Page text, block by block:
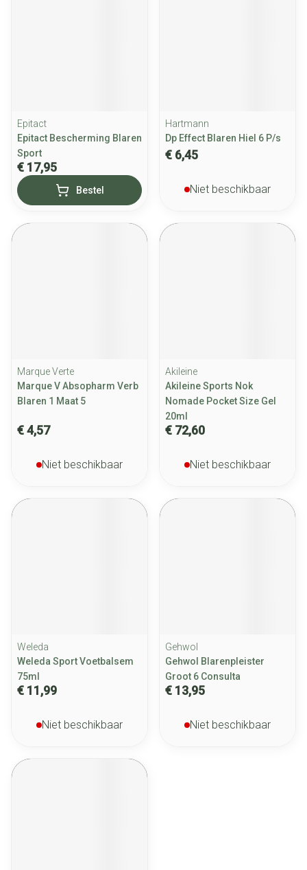
Epitact
Epitact Bescherming Blaren
Sport
€ 17,95
Bestel
Hartmann
Dp Effect Blaren Hiel 6 P/s
€ 6,45
Niet beschikbaar
Marque Verte
Marque V Absopharm Verb
Blaren 1 Maat 5
€ 4,57
Niet beschikbaar
Akileine
Akileine Sports Nok
Nomade Pocket Size Gel
20ml
€ 72,60
Niet beschikbaar
Weleda
Weleda Sport Voetbalsem
75ml
€ 11,99
Niet beschikbaar
Gehwol
Gehwol Blarenpleister
Groot 6 Consulta
€ 13,95
Niet beschikbaar